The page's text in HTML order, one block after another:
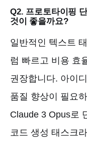
Q2. 프로토타이핑
것이 좋을까요?
일반적인 텍스트
럼 빠르고 비용 효
권장합니다. 아이
품질 향상이 필요
Claude 3 Opus로
코드 생성 태스크